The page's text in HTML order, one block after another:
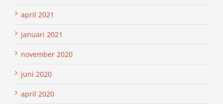
april 2021
januari 2021
november 2020
juni 2020
april 2020